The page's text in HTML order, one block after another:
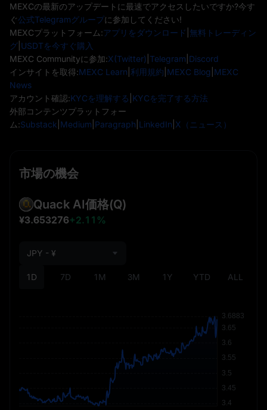
MEXCの最新のアップデートに最速でアクセスしたいですか?今す
ぐ公式Telegramグループに参加してください!
MEXCプラットフォーム:アプリをダウンロード 無料トレーディン
グ USDTを今すぐ購入
MEXC Communityに参加:X(Twitter) Telegram Discord
インサイトを取得:MEXC Learn 利用規約 MEXC Blog MEXC
News
アカウント確認:KYCを理解する KYCを完了する方法
外部コンテンツプラットフォー
ム:Substack Medium Paragraph LinkedIn X（ニュース）
市場の機会
Quack AI価格(Q)
¥3.653276+2.11%
1D 7D 1M 3M 1Y YTD ALL
JPY - ¥